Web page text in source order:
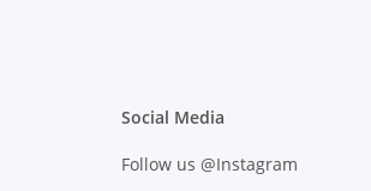
Social Media
Follow us @Instagram